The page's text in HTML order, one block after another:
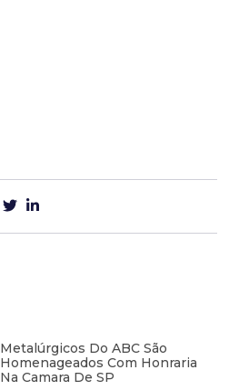
Metalúrgicos Do ABC São
Homenageados Com Honraria
Na Camara De SP